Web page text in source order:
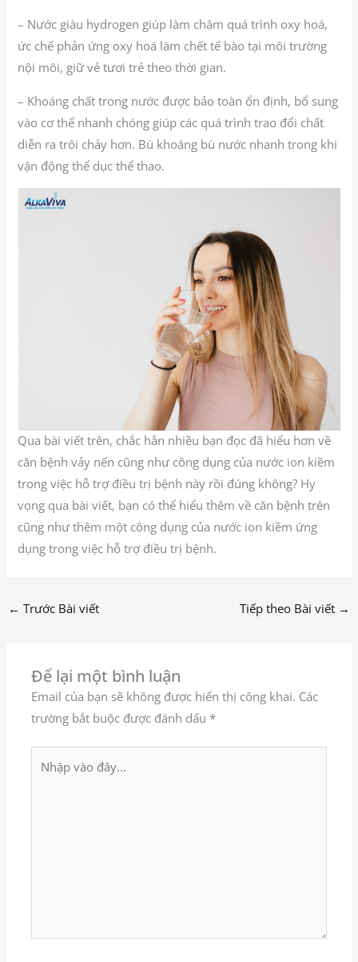
– Nước giàu hydrogen giúp làm chậm quá trình oxy hoá,
ức chế phản ứng oxy hoá làm chết tế bào tại môi trường
nội môi, giữ vẻ tươi trẻ theo thời gian.
– Khoáng chất trong nước được bảo toàn ổn định, bổ sung
vào cơ thể nhanh chóng giúp các quá trình trao đổi chất
diễn ra trôi chảy hơn. Bù khoáng bù nước nhanh trong khi
vận động thể dục thể thao.
Qua bài viết trên, chắc hẳn nhiều bạn đọc đã hiểu hơn về
căn bệnh vảy nến cũng như công dụng của nước ion kiềm
trong việc hỗ trợ điều trị bệnh này rồi đúng không? Hy
vọng qua bài viết, bạn có thể hiểu thêm về căn bệnh trên
cũng như thêm một công dụng của nước ion kiềm ứng
dụng trong việc hỗ trợ điều trị bệnh.
← Trước Bài viết Tiếp theo Bài viết →
Để lại một bình luận
Email của bạn sẽ không được hiển thị công khai. Các
trường bắt buộc được đánh dấu *